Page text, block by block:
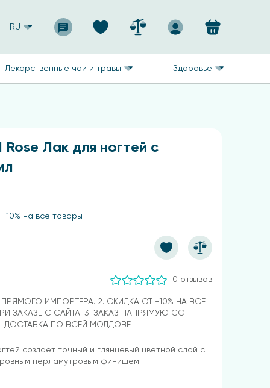
RU
Лекарственные чаи и травы Здоровье
Лак для ногтей с
10% на все товары
0 отзывов
ПРЯМОГО ИМПОРТЕРА. 2. СКИДКА ОТ -10% НА ВСЕ
ЗАКАЗЕ С САЙТА. 3. ЗАКАЗ НАПРЯМУЮ СО
ДОСТАВКА ПО ВСЕЙ МОЛДОВЕ
создает точный и глянцевый цветной слой с
перламутровым финишем